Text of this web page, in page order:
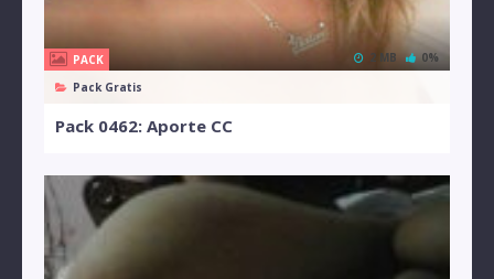
PACK
Pack Gratis
2 MB 0%
Pack 0462: Aporte CC